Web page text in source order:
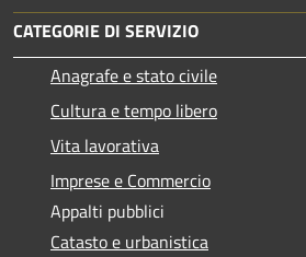
CATEGORIE DI SERVIZIO
Anagrafe e stato civile
Cultura e tempo libero
Vita lavorativa
Imprese e Commercio
Appalti pubblici
Catasto e urbanistica